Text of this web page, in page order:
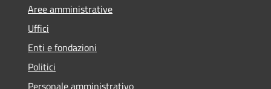
Aree amministrative
Uffici
Enti e fondazioni
Politici
Personale amministrativo